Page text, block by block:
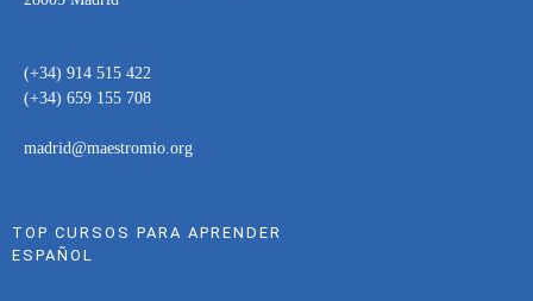
(+34) 914 515 422
(+34) 659 155 708
madrid@maestromio.org
TOP CURSOS PARA APRENDER
ESPAÑOL